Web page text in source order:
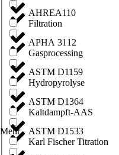
Filtration
Gasprocessing
Hydropyrolyse
Kaltdampft-AAS
Karl Fischer Titration
AHREA110
APHA 3112
ASTM D1159
ASTM D1364
ASTM D1533
Mehr